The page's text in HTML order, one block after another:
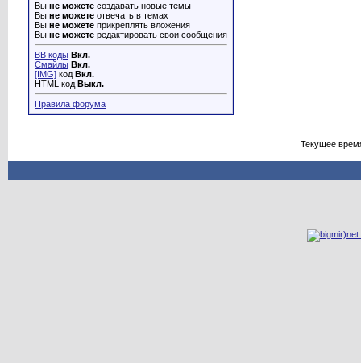
Вы не можете создавать новые темы
Вы не можете отвечать в темах
Вы не можете прикреплять вложения
Вы не можете редактировать свои сообщения
BB коды Вкл.
Смайлы Вкл.
[IMG] код Вкл.
HTML код Выкл.
Правила форума
Текущее